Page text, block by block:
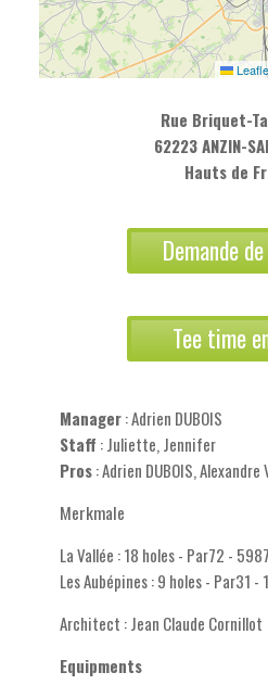
Rue Briquet-
62223 ANZIN-
Hauts de
Demande
Tee time
Manager: Adrien DUBOIS
Staff : Juliette, Jennifer
Pros: Adrien DUBOIS, Alexandre
Merkmale
La Vallée : 18 holes - Par72 -
Les Aubépines : 9 holes - Par31 -
Architect : Jean Claude Cornillot
Equipments